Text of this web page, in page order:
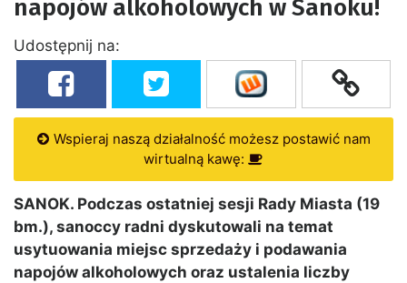
napojów alkoholowych w Sanoku!
Udostępnij na:
Wspieraj naszą działalność możesz postawić nam
wirtualną kawę:
SANOK. Podczas ostatniej sesji Rady Miasta (19
bm.), sanoccy radni dyskutowali na temat
usytuowania miejsc sprzedaży i podawania
napojów alkoholowych oraz ustalenia liczby